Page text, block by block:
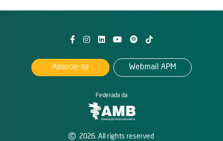
2026. All rights reserved
Federada da
Associe-se Webmail APM